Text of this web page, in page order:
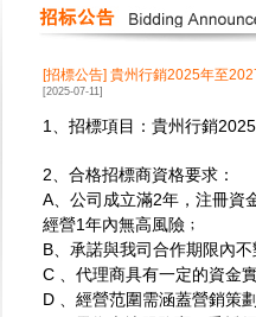
[招標公告] 貴州行銷2025年至
[2025-07-11]
1、招標項目：貴州行銷
2、合格招標商資格要求：
A、公司成立滿2年，注冊資
經營1年內無高風險﹔
B、承諾與我司合作期限內
C 、代理商具有一定的資金
D 、經營范圍需涵蓋營銷策